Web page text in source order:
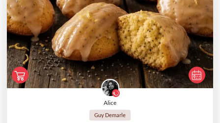
Alice
Guy Demarle